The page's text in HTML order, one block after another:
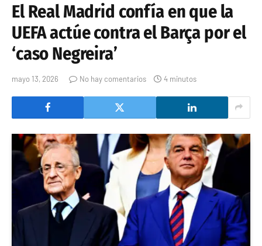
El Real Madrid confía en que la
UEFA actúe contra el Barça por el
‘caso Negreira’
mayo 13, 2026 No hay comentarios 4 minutos